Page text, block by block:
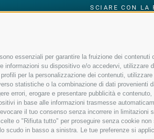
essenziali per garantire la fruizione dei
su dispositivo e/o accedervi, utilizzare
per la personalizzazione dei contenuti,
statistiche o la combinazione di dati
errori, erogare e presentare pubblicità e
in base alle informazioni trasmesse
il tuo consenso senza incorrere in
o "Rifiuta tutto" per proseguire senza cookie
in basso a sinistra. Le tue preferenze si
SCIARE CON LA